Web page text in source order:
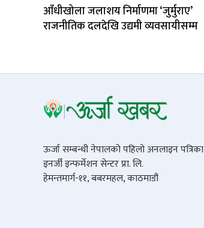
आँधीखोला जलाशय निर्माणमा ‘जुर्मुराए’
राजनीतिक दलदेखि उद्यमी व्यवसायीसम्म
ऊर्जा सम्बन्धी नेपालको पहिलो अनलाइन पत्रिका
इनर्जी इन्फर्मेशन सेन्टर प्रा. लि.
हेमन्तमार्ग-११, बबरमहल, काठमाडौं